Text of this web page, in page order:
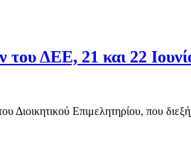
ΔΕΕ, 21 και 22
του Διοικητικού Επιμελητηρίου,